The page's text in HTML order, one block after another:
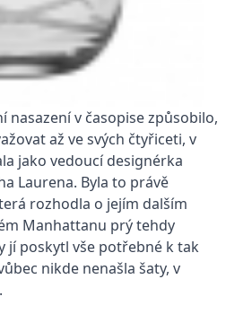
nasazení v časopise způsobilo,
až ve svých čtyřiceti, v
jako vedoucí designérka
Laurena. Byla to právě
rozhodla o jejím dalším
Manhattanu prý tehdy
jí po­skytl vše potřebné k tak
nikde nenašla šaty, v